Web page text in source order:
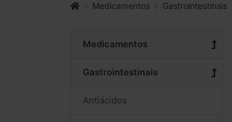
Medicamentos Gastrointestinais
Medicamentos
Gastrointestinais
Antiácidos